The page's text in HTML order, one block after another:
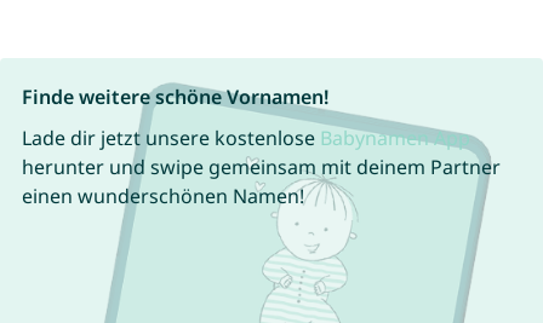
Finde weitere schöne Vornamen!
Lade dir jetzt unsere kostenlose Babynamen App
herunter und swipe gemeinsam mit deinem Partner
einen wunderschönen Namen!